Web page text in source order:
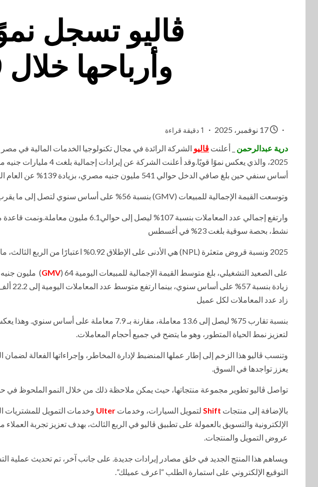
ڤاليو تسجل
وأرباحها خلال 9 أشهر من 2025
1 دقيقة قراءة
درية عبدالرحمن _ أعلنت ڤاليو الشركة الرائدة في مجال تكنولوجيا الخدمات المالية في مصر
أساس سنفي حين بلغ صافي الدخل حوالي 541 مليون جنيه مصري، بزيادة 139% عن العام السابق.
وتوسعت القيمة الإجمالية للمبيعات (GMV) بنسبة 56% على أساس سنوي لتصل إلى ما يقرب من 17.32 مليار جنيه مصري،
نشط، بحصة سوقية بلغت 23% في أغسطس
2025 ونسبة قروض متعثرة (NPL) هي الأدنى على الإطلاق 0.92% اعتبارًا من الربع الثالث، ما يُبرز قوة ومرونة محفظتها.
على الصعيد التشغيلي، بلغ متوسط القيمة الإجمالية للمبيعات اليومية 64 ( GMV) مليون
زاد عدد المعاملات لكل عميل
بنسبة تقارب 75% ليصل إلى 13.6 معاملة، مقارنة بـ 7.9
لتعزيز نمط الحياة المتطور، وهو ما يتضح في جميع أحجام المعاملات.
وتنسب ڤاليو هذا الزخم إلى إطار عملها المنضبط لإدارة المخاطر، وإجراءاتها الفعالة لضمان
يعزز تواجدها في السوق.
تواصل ڤاليو تطوير مجموعة منتجاتها، حيث يمكن ملاحظة ذلك من خلال النمو الملحوظ في
بالإضافة إلى منتجات Shift لتمويل السيارات، وخدمات Ulter وخدمات التمويل للمشتريات
الإلكترونية والتسويق بالعمولة على تطبيق ڤاليو في الربع الثالث، بهدف تعزيز تجربة
عروض التمويل والمنتجات.
ويساهم هذا المنتج الجديد في خلق مصادر إيرادات جديدة. على جانب آخر، تم تحديث عملية
التوقيع الإلكتروني على استمارة الطلب “اعرف عميلك”.